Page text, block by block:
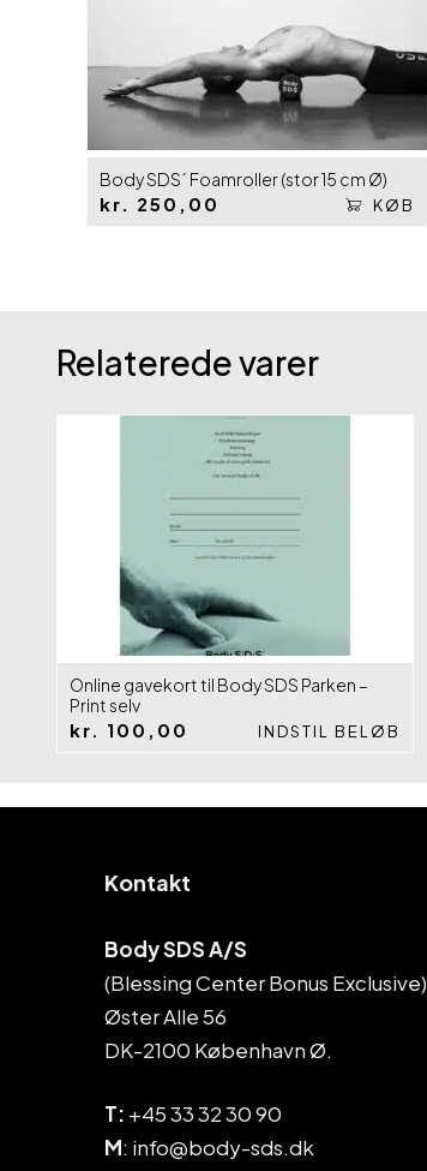
Body SDS´ Foamroller (stor 15 cm Ø)
kr. 250,00 KØB
Relaterede varer
Online gavekort til Body SDS Parken –
Print selv
kr. 100,00 INDSTIL BELØB
Kontakt
Body SDS A/S
(Blessing Center Bonus Exclusive)
Øster Alle 56
DK-2100 København Ø.
T: +45 33 32 30 90
M: info@body-sds.dk